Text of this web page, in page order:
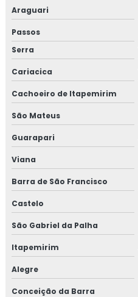
Araguari
Passos
Serra
Cariacica
Cachoeiro de Itapemirim
São Mateus
Guarapari
Viana
Barra de São Francisco
Castelo
São Gabriel da Palha
Itapemirim
Alegre
Conceição da Barra